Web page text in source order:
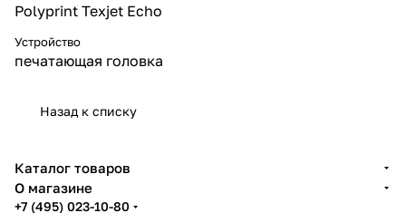
Polyprint Texjet Echo
Устройство
печатающая головка
Назад к списку
Каталог товаров
О магазине
+7 (495) 023-10-80